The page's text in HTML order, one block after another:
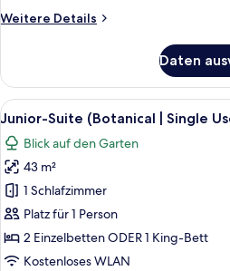
Weitere Details
Weitere
Suite
(Terra)
Daten
Alle
Fotos
für
Junior-
Suite
(Botanical
Single
Ein
5
Junior-Suite (Botanical | Single
Blick auf den Garten
43 m²
1 Schlafzimmer
Platz für 1 Person
2 Einzelbetten ODER 1 King-Bett
Kostenloses WLAN